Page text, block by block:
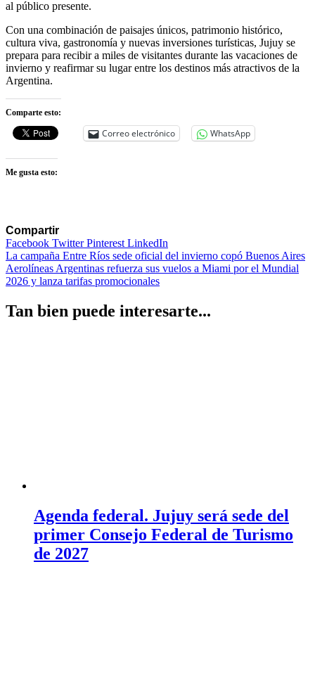
al público presente.
Con una combinación de paisajes únicos, patrimonio histórico,
cultura viva, gastronomía y nuevas inversiones turísticas, Jujuy se
prepara para recibir a miles de visitantes durante las vacaciones de
invierno y reafirmar su lugar entre los destinos más atractivos de la
Argentina.
Comparte esto:
Correo electrónico WhatsApp
Me gusta esto:
Compartir
Facebook TwitterPinterest LinkedIn
Navegación
de
La campaña Entre Ríos sede oficial del invierno copó Buenos Aires
Aerolíneas Argentinas refuerza sus vuelos a Miami por el Mundial
2026 y lanza tarifas promocionales
Tan bien puede interesarte...
Agenda federal. Jujuy será sede del
primer Consejo Federal de Turismo
de 2027